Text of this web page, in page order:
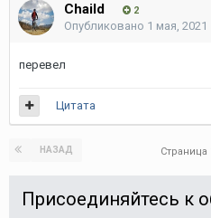
Chaild 2
Опубликовано 1 мая, 2021
перевел
Цитата
НАЗАД Страница
Присоединяйтесь к